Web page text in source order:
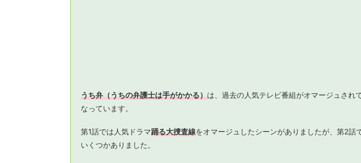
うち弁（うちの弁護士は手がかかる）は、過去の人気テレビ番組がオマージュされ
なっています。
第1話では人気ドラマ踊る大捜査線をオマージュしたシーンがありましたが、第2話
いくつかありました。